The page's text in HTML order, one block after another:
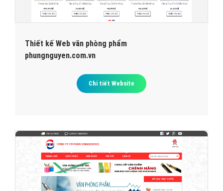
Thiết kế Web văn phòng phẩm
phungnguyen.com.vn
Chi tiết Website